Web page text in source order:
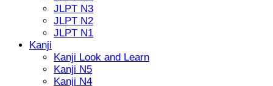
JLPT N3
JLPT N2
JLPT N1
Kanji
Kanji Look and Learn
Kanji N5
Kanji N4